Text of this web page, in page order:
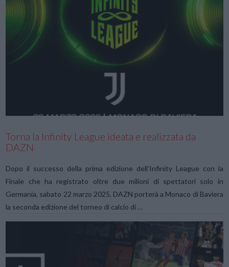
VIEW POST
Torna la Infinity League ideata e realizzata da
DAZN
Dopo il successo della prima edizione dell’Infinity League con la
Finale che ha registrato oltre due milioni di spettatori solo in
Germania, sabato 22 marzo 2025, DAZN porterà a Monaco di Baviera
la seconda edizione del torneo di calcio di …